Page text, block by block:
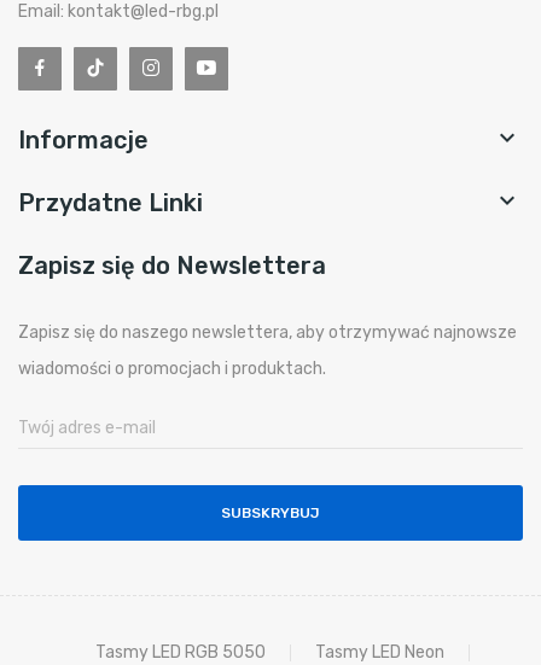
Email: kontakt@led-rbg.pl
Informacje 
Przydatne Linki 
Zapisz się do Newslettera
Zapisz się do naszego newslettera, aby otrzymywać najnowsze
wiadomości o promocjach i produktach.
SUBSKRYBUJ
Tasmy LED RGB 5050 Tasmy LED Neon